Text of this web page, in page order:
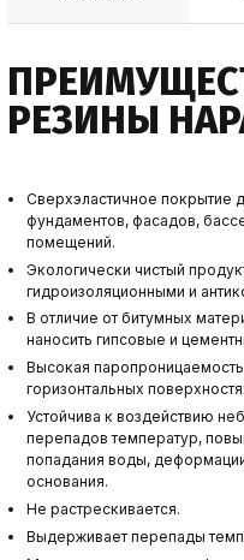
РЕЗИНЫ
Сверхэластичное покрытие
фундаментов, фасадов,
помещений.
Экологически чистый
гидроизоляционными и
В отличие от битумных
наносить гипсовые и
Высокая
горизонтальных
Устойчива к воздействию
перепадов температур,
попадания воды,
основания.
Не растрескивается.
Выдерживает перепады